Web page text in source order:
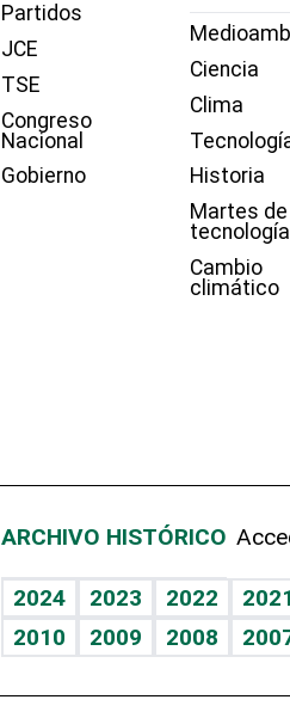
Partidos
JCE
TSE
Congreso
Nacional
Gobierno
Ciencia
Clima
Historia
Martes de
tecnología
Cambio
climático
ARCHIVO HISTÓRICO
2024 2023 2022 2021
2010
2009 2008